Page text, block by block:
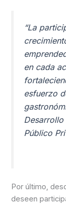
“La
en cada
esfuerzo
Público
Por último,
deseen